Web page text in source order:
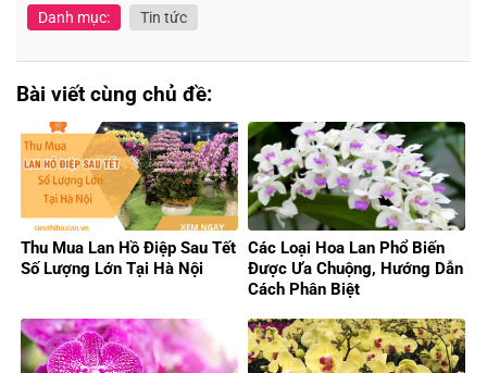
Danh mục: Tin tức
Bài viết cùng chủ đề:
Thu Mua Lan Hồ Điệp Sau Tết
Số Lượng Lớn Tại Hà Nội
Các Loại Hoa Lan Phổ Biến
Được Ưa Chuộng, Hướng Dẫn
Cách Phân Biệt